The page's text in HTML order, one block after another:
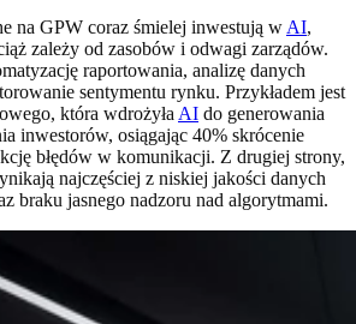
na GPW coraz śmielej inwestują w AI,
zależy od zasobów i odwagi zarządów.
raportowania, analizę danych
sentymentu rynku. Przykładem jest
która wdrożyła AI do generowania
inwestorów, osiągając 40% skrócenie
błędów w komunikacji. Z drugiej strony,
najczęściej z niskiej jakości danych
braku jasnego nadzoru nad algorytmami.